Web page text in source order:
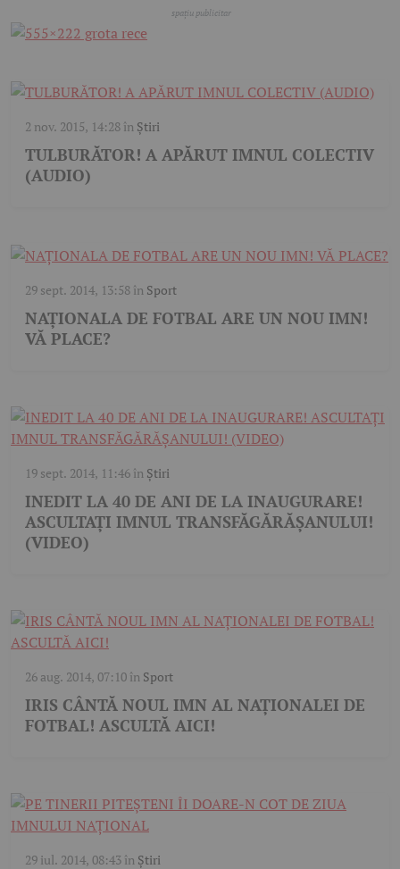
2 nov. 2015, 14:28 în Știri
TULBURĂTOR! A APĂRUT IMNUL COLECTIV
(AUDIO)
29 sept. 2014, 13:58 în Sport
NAȚIONALA DE FOTBAL ARE UN NOU IMN!
VĂ PLACE?
19 sept. 2014, 11:46 în Știri
INEDIT LA 40 DE ANI DE LA INAUGURARE!
ASCULTAȚI IMNUL TRANSFĂGĂRĂȘANULUI!
(VIDEO)
26 aug. 2014, 07:10 în Sport
IRIS CÂNTĂ NOUL IMN AL NAȚIONALEI DE
FOTBAL! ASCULTĂ AICI!
29 iul. 2014, 08:43 în Știri